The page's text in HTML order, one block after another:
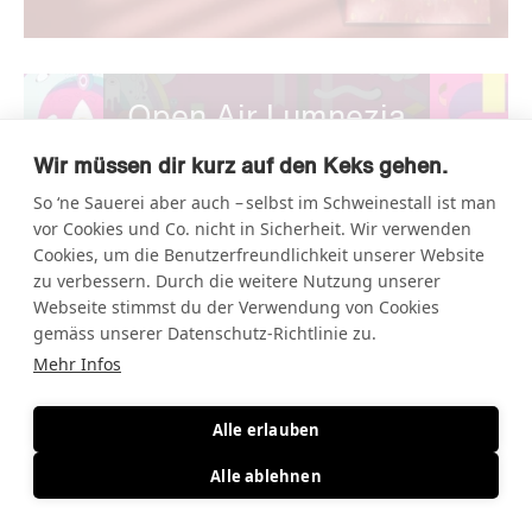
Open Air Lumnezia
Wir müssen dir kurz auf den Keks gehen.
So ‘ne Sauerei aber auch – selbst im Schweinestall ist man
vor Cookies und Co. nicht in Sicherheit. Wir verwenden
Cookies, um die Benutzerfreundlichkeit unserer Website
zu verbessern. Durch die weitere Nutzung unserer
Webseite stimmst du der Verwendung von Cookies
gemäss unserer Datenschutz-Richtlinie zu.
Mehr Infos
Alle erlauben
Alle ablehnen